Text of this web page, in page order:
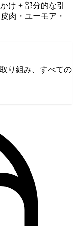
け + 部分的な引
肉・ユーモア・
り組み、すべての